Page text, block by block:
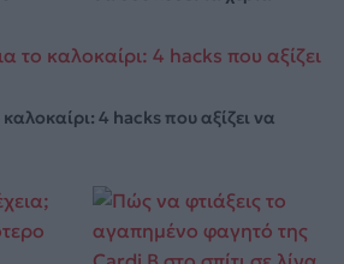
4 hacks που αξίζει να